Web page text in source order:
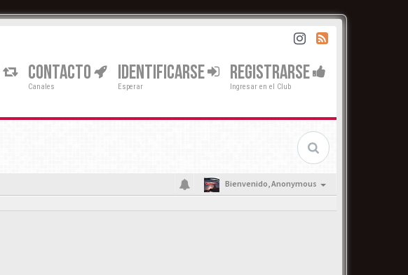
CONTACTO
Canales
IDENTIFICARSE
Esperar
REGISTRARSE
Ingresar en el Club
Bienvenido,Anonymous